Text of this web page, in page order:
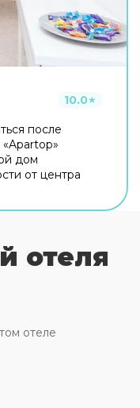
10.0★
после
«Apartop»
дом
от центра
можно
Wi-Fi. Для
лифт. А
отеля
отеле